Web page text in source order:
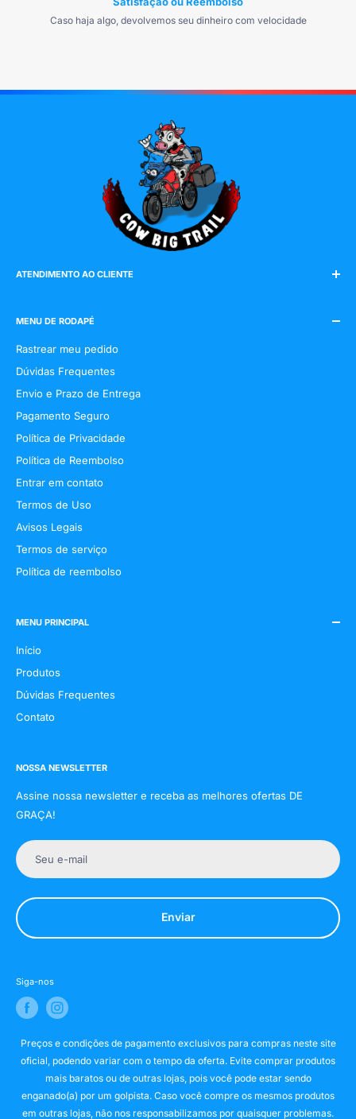
Caso haja algo, devolvemos seu dinheiro com velocidade
ATENDIMENTO AO CLIENTE
WhatsApp: (19) 9 98120-9614
MENU DE RODAPÉ
Rastrear meu pedido
Dúvidas Frequentes
Envio e Prazo de Entrega
Pagamento Seguro
Política de Privacidade
Política de Reembolso
Entrar em contato
Termos de Uso
Avisos Legais
Termos de serviço
Política de reembolso
MENU PRINCIPAL
Início
Produtos
Dúvidas Frequentes
Contato
NOSSA NEWSLETTER
Assine nossa newsletter e receba as melhores ofertas DE
GRAÇA!
Seu e-mail
Enviar
Siga-nos
Preços e condições de pagamento exclusivos para compras neste site
oficial, podendo variar com o tempo da oferta. Evite comprar produtos
mais baratos ou de outras lojas, pois você pode estar sendo
enganado(a) por um golpista. Caso você compre os mesmos produtos
em outras lojas, não nos responsabilizamos por quaisquer problemas.